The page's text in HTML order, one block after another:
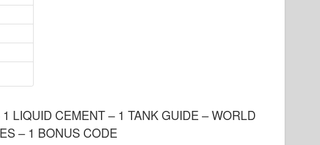
LIQUID CEMENT – 1 TANK GUIDE – WORLD
– 1 BONUS CODE